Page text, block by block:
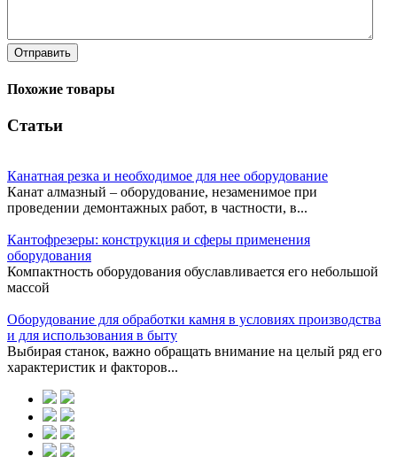
Отправить
Похожие товары
Статьи
Канатная резка и необходимое для нее оборудование
Канат алмазный – оборудование, незаменимое при
проведении демонтажных работ, в частности, в...
Кантофрезеры: конструкция и сферы применения
оборудования
Компактность оборудования обуславливается его небольшой
массой
Оборудование для обработки камня в условиях производства
и для использования в быту
Выбирая станок, важно обращать внимание на целый ряд его
характеристик и факторов...